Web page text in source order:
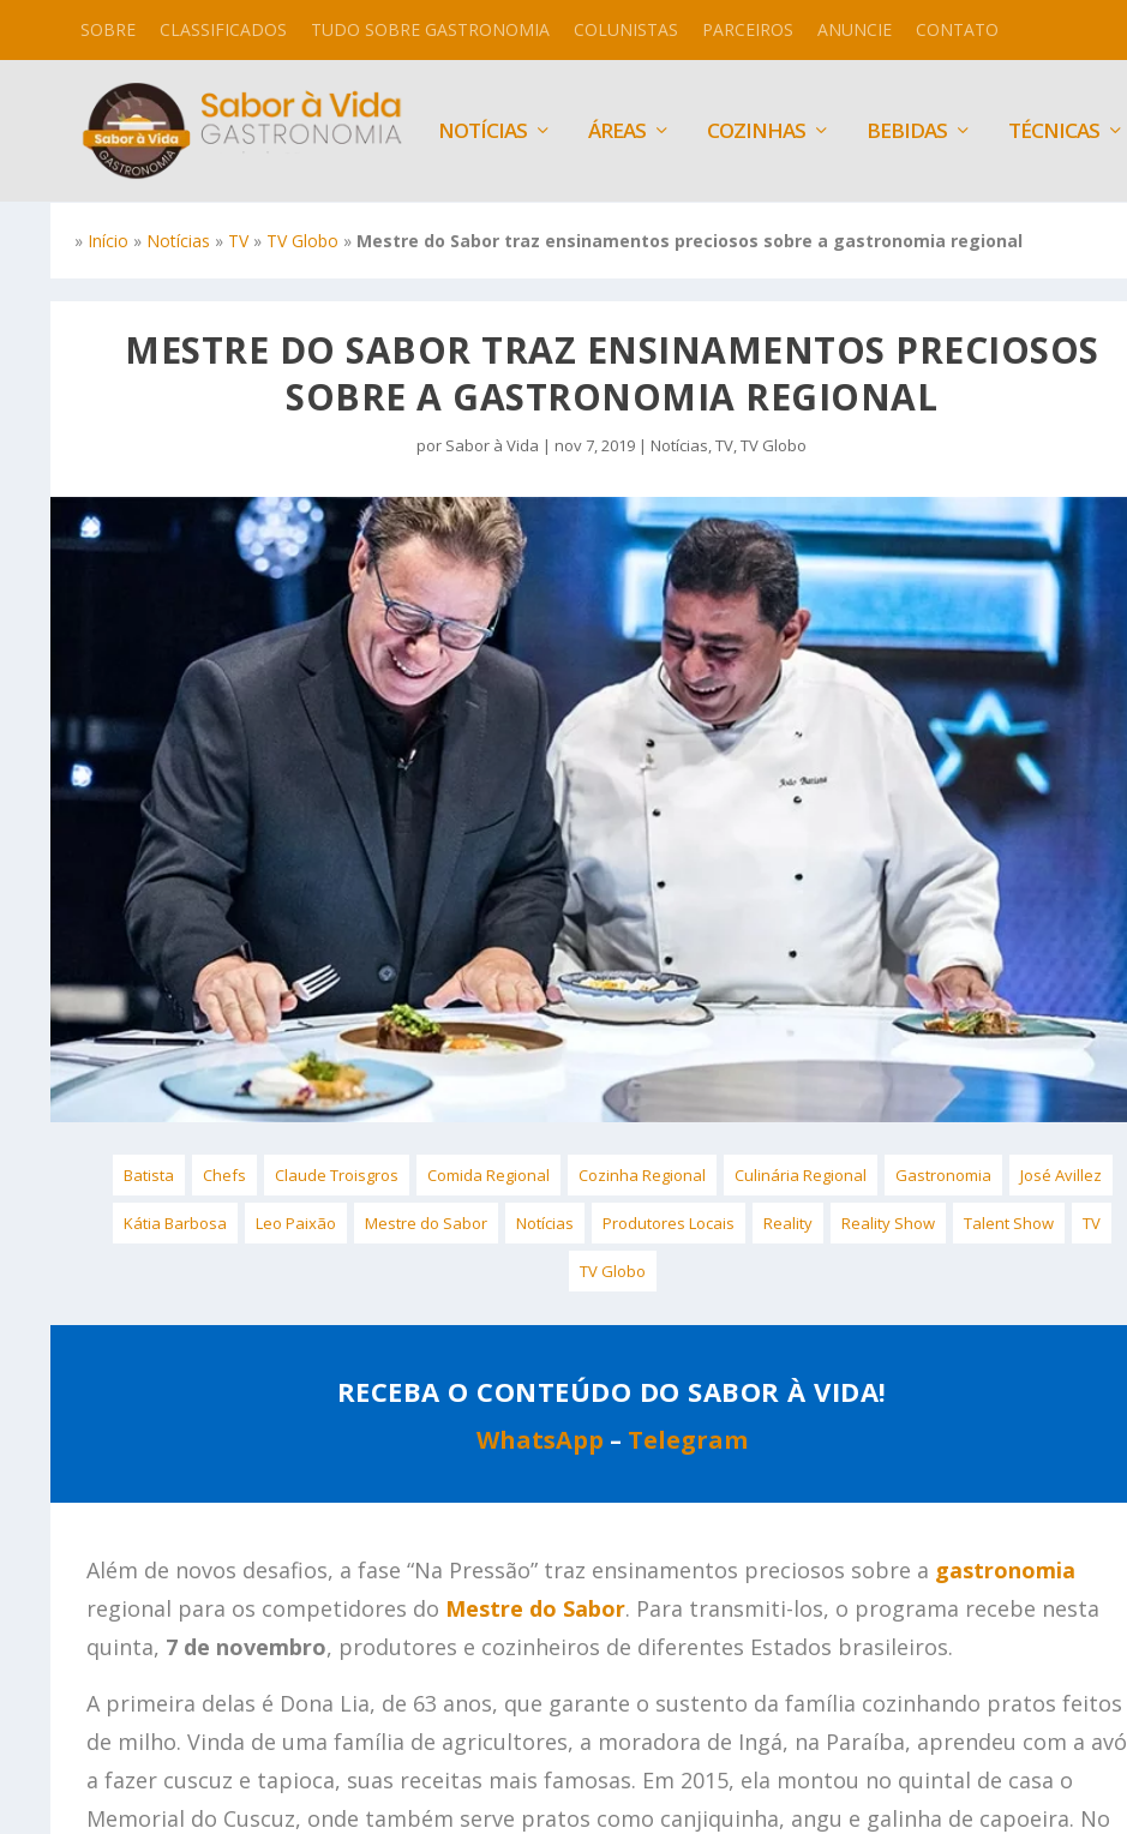
SOBRE CLASSIFICADOS TUDO SOBRE GASTRONOMIA COLUNISTAS PARCEIROS ANUNCIE CONTATO
NOTÍCIAS ÁREAS COZINHAS BEBIDAS TÉCNICAS
» Início » Notícias » TV» TV Globo » Mestre do Sabor traz ensinamentos preciosos sobre a gastronomia regional
MESTRE DO SABOR TRAZ ENSINAMENTOS PRECIOSOS
SOBRE A GASTRONOMIA REGIONAL
por Sabor à Vida | nov 7, 2019 | Notícias ,TV ,TV Globo
Batista Chefs Claude Troisgros Comida Regional Cozinha Regional Culinária Regional Gastronomia José Avillez
Kátia Barbosa Leo Paixão Mestre do Sabor Notícias Produtores Locais Reality Reality Show Talent Show TV
TV Globo
RECEBA O CONTEÚDO DO SABOR À VIDA!
WhatsApp – Telegram
Além de novos desafios, a fase “Na Pressão” traz ensinamentos preciosos sobre a gastronomia
regional para os competidores do Mestre do Sabor. Para transmiti-los, o programa recebe nesta
quinta, 7 de novembro, produtores e cozinheiros de diferentes Estados brasileiros.
A primeira delas é Dona Lia, de 63 anos, que garante o sustento da família cozinhando pratos feitos
de milho. Vinda de uma família de agricultores, a moradora de Ingá, na Paraíba, aprendeu com a avó
a fazer cuscuz e tapioca, suas receitas mais famosas. Em 2015, ela montou no quintal de casa o
Memorial do Cuscuz, onde também serve pratos como canjiquinha, angu e galinha de capoeira. No